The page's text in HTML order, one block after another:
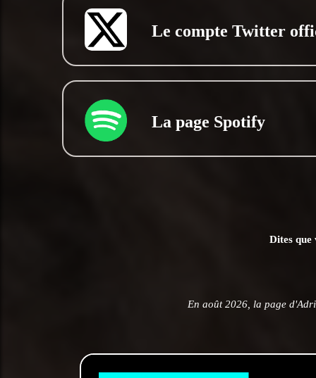
Le compte Twitter
La page Spotify
Dites que
En août 2026, la page